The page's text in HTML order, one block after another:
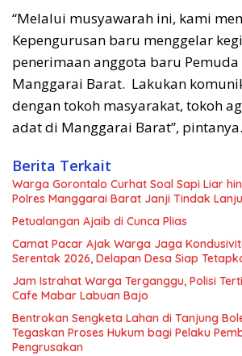
“Melalui musyawarah ini, kami
Kepengurusan baru menggelar
penerimaan anggota baru
Manggarai Barat. Lakukan
dengan tokoh masyarakat, tokoh
adat di Manggarai Barat”,
Berita Terkait
Warga Gorontalo Curhat Soal Sapi Liar
Polres Manggarai Barat Janji Tindak
Petualangan Ajaib di Cunca Plias
Camat Pacar Ajak Warga Jaga
Serentak 2026, Delapan Desa Siap
Jam Istrahat Warga Terganggu, Polisi
Cafe Mabar Labuan Bajo
Bentrokan Sengketa Lahan di Tanjung
Tegaskan Proses Hukum bagi Pelaku
Pengrusakan